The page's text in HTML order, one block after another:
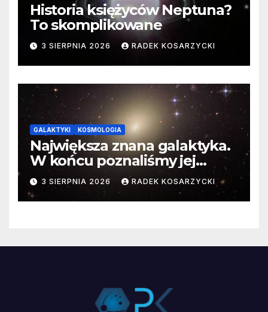
Historia księżyców Neptuna?
To skomplikowane
3 SIERPNIA 2026 RADEK KOSARZYCKI
GALAKTYKI KOSMOLOGIA
Największa znana galaktyka.
W końcu poznaliśmy jej
faktyczne wymiary
3 SIERPNIA 2026 RADEK KOSARZYCKI